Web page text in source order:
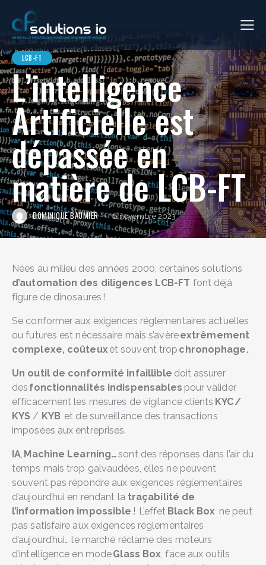
LCB-FT
L’intelligence
Artificielle est
dépassée en
matière de LCB-FT
DOMINIQUE BAUMIER 6 novembre 2023
Nées au milieu des années 2000, certaines solutions
d’automation des diligences LCB-FT font déjà
figure de dinosaures !
Se conformer aux exigences réglementaires actuelles
ou futures est nécessaire mais s’avèreextrêmement
complexe, coûteux et souvent trop chronophage.
Un outil de conformité infaillible doit assurer
des fonctionnalités indispensables pour valider
efficacement les mesures de vigilance clients KYC /
KYS / KYB et de surveillance des transactions
imposées aux entreprises.
IA, Machine Learning…sont des réponses dans l’air du
temps mais trop galvaudées, elles ne peuvent
souvent pas répondre aux exigences réglementaires
d’aujourd’hui en rendant la traçabilité de
l’information impossible ! L’effet Black Box ne peut
pas satisfaire aux exigences réglementaires
d’aujourd’hui… le marché réclame des moteurs
d’intelligence en modeGlass Box, face aux outils